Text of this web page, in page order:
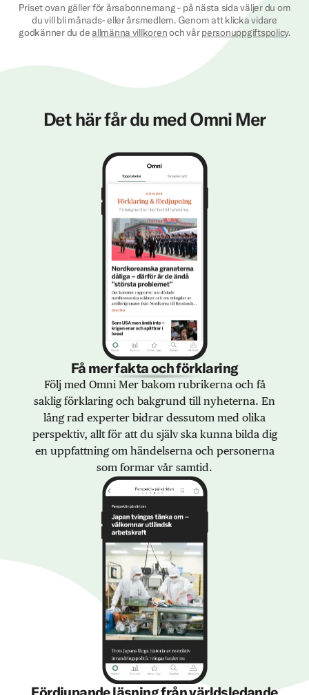
Priset ovan gäller för årsabonnemang - på nästa sida väljer du om
du vill bli månads- eller årsmedlem. Genom att klicka vidare
godkänner du deallmänna villkorenoch vårpersonuppgiftspolicy.
Det här får du med Omni Mer
Få mer fakta och förklaring
Följ med Omni Mer bakom rubrikerna och få
saklig förklaring och bakgrund till nyheterna. En
lång rad experter bidrar dessutom med olika
perspektiv, allt för att du själv ska kunna bilda dig
en uppfattning om händelserna och personerna
som formar vår samtid.